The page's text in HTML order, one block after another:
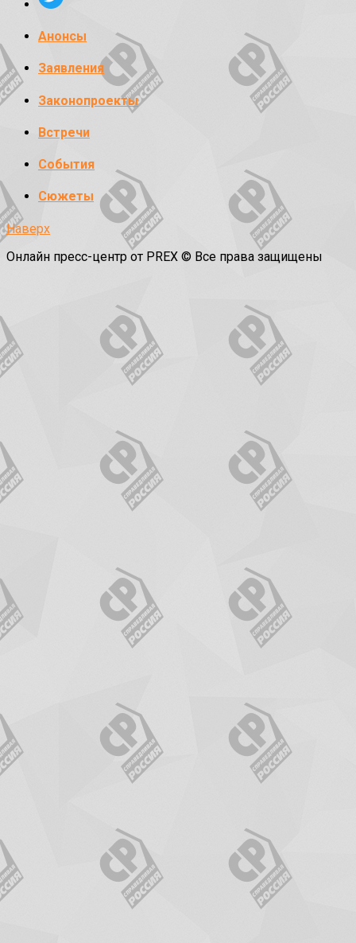
Анонсы
Заявления
Законопроекты
Встречи
События
Сюжеты
Наверх
Онлайн пресс-центр от PREX © Все права защищены